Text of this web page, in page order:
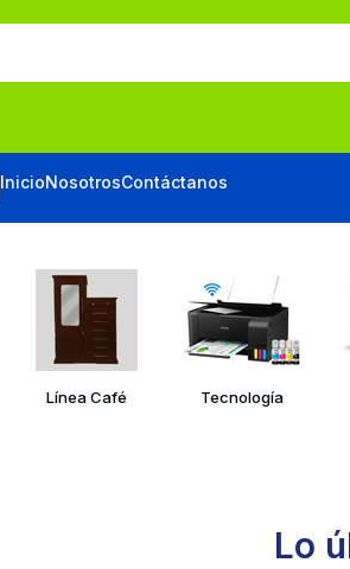
InicioNosotrosContáctanos
Línea Café Tecnología
Lo